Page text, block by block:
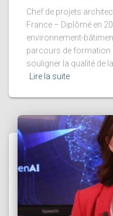
Chef de projets
France – Diplômé en
environnement-
parcours de formation
souligner la qualité de
Lire la suite